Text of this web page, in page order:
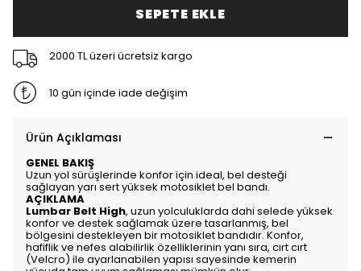
SEPETE EKLE
2000 TL üzeri ücretsiz kargo
10 gün içinde iade değişim
Ürün Açıklaması
GENEL BAKIŞ
Uzun yol sürüşlerinde konfor için ideal, bel desteği
sağlayan yarı sert yüksek motosiklet bel bandı.
AÇIKLAMA
Lumbar Belt High, uzun yolculuklarda dahi selede yüksek
konfor ve destek sağlamak üzere tasarlanmış, bel
bölgesini destekleyen bir motosiklet bandıdır. Konfor,
hafiflik ve nefes alabilirlik özelliklerinin yanı sıra, cırt cırt
(Velcro) ile ayarlanabilen yapısı sayesinde kemerin